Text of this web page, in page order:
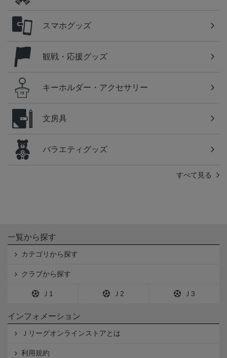
スマホグッズ
観戦・応援グッズ
キーホルダー・アクセサリー
文房具
バラエティグッズ
すべて見る
一覧から探す
カテゴリから探す
クラブから探す
Ｊ1 Ｊ2 Ｊ3
インフォメーション
Ｊリーグオンラインストアとは
利用規約